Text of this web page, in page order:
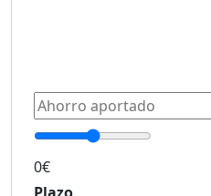
0€
Plazo